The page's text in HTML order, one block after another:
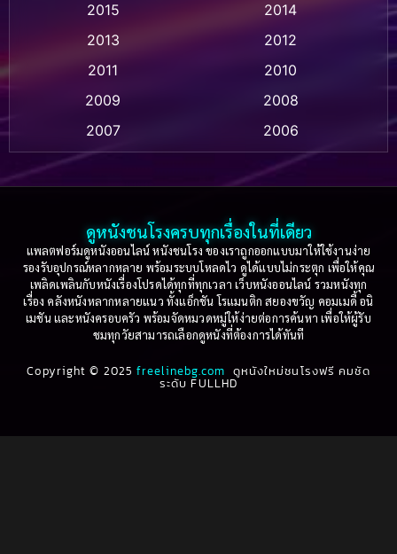
Based on a True Story เรื่องจริง(75)
Based on Novel(16)
Betrayal(1)
Biography(3)
Biography ชีวประวัติ (61)
2015
2014
2013
2012
2011
2010
2009
2008
2007
2006
2005
2004
2003
2002
2001
2000
1999
1998
1997
1996
1995
1994
1993
1992
1991
1990
1987
1986
ดูหนังชนโรงครบทุกเรื่องในที่เดียว
แพลตฟอร์มดูหนังออนไลน์ หนังชนโรง ของเราถูกออกแบบมาให้ใช้งานง่าย
รองรับอุปกรณ์หลากหลาย พร้อมระบบโหลดไว ดูได้แบบไม่กระตุก เพื่อให้คุณ
เพลิดเพลินกับหนังเรื่องโปรดได้ทุกที่ทุกเวลา เว็บหนังออนไลน์ รวมหนังทุก
เรื่อง คลังหนังหลากหลายแนว ทั้งแอ็กชัน โรแมนติก สยองขวัญ คอมเมดี้ อนิ
เมชัน และหนังครอบครัว พร้อมจัดหมวดหมู่ให้ง่ายต่อการค้นหา เพื่อให้ผู้รับ
ชมทุกวัยสามารถเลือกดูหนังที่ต้องการได้ทันที
Copyright © 2025freelinebg.com ดูหนังใหม่ชนโรงฟรี คมชัด
ระดับ FULLHD